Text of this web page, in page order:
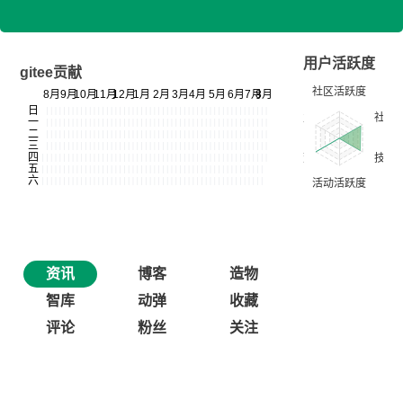
gitee贡献
用户活跃度
资讯 博客
造物
智库
动弹
收藏
评论
粉丝 关注